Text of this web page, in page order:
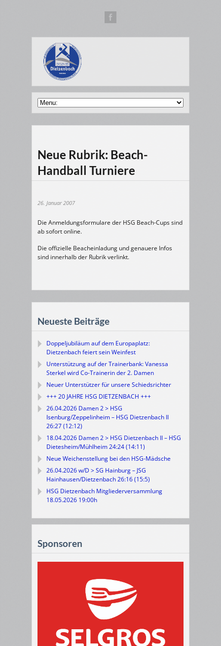
Neue Rubrik: Beach-
Handball Turniere
26. Januar 2007
Die Anmeldungsformulare der HSG Beach-Cups sind
ab sofort online.
Die offizielle Beacheinladung und genauere Infos
sind innerhalb der Rubrik verlinkt.
Neueste Beiträge
Doppeljubiläum auf dem Europaplatz:
Dietzenbach feiert sein Weinfest
Unterstützung auf der Trainerbank: Vanessa
Sterkel wird Co-Trainerin der 2. Damen
Neuer Unterstützer für unsere Schiedsrichter
+++ 20 JAHRE HSG DIETZENBACH +++
26.04.2026 Damen 2 > HSG
Isenburg/Zeppelinheim – HSG Dietzenbach II
26:27 (12:12)
18.04.2026 Damen 2 > HSG Dietzenbach II – HSG
Dietesheim/Mühlheim 24:24 (14:11)
Neue Weichenstellung bei den HSG-Mädsche
26.04.2026 w/D > SG Hainburg – JSG
Hainhausen/Dietzenbach 26:16 (15:5)
HSG Dietzenbach Mitgliederversammlung
18.05.2026 19:00h
Sponsoren